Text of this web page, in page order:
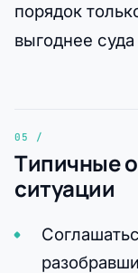
порядок
выгоднее
Типичные
ситуации